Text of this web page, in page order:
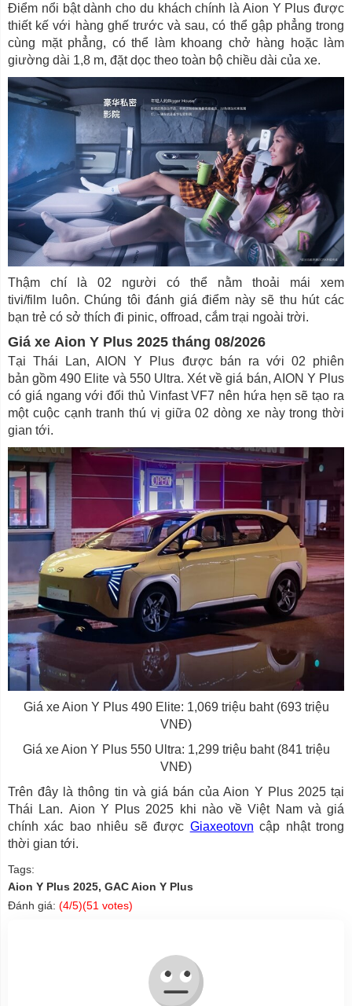
Điểm nổi bật dành cho du khách chính là Aion Y Plus được
thiết kế với hàng ghế trước và sau, có thể gập phẳng trong
cùng mặt phẳng, có thể làm khoang chở hàng hoặc làm
giường dài 1,8 m, đặt dọc theo toàn bộ chiều dài của xe.
Thậm chí là 02 người có thể nằm thoải mái xem
tivi/film luôn. Chúng tôi đánh giá điểm này sẽ thu hút các
bạn trẻ có sở thích đi pinic, offroad, cắm trại ngoài trời.
Giá xe Aion Y Plus 2025 tháng 08/2026
Tại Thái Lan, AION Y Plus được bán ra với 02 phiên
bản gồm 490 Elite và 550 Ultra. Xét về giá bán, AION Y Plus
có giá ngang với đối thủ Vinfast VF7 nên hứa hẹn sẽ tạo ra
một cuộc cạnh tranh thú vị giữa 02 dòng xe này trong thời
gian tới.
Giá xe Aion Y Plus 490 Elite: 1,069 triệu baht (693 triệu
VNĐ)
Giá xe Aion Y Plus 550 Ultra: 1,299 triệu baht (841 triệu
VNĐ)
Trên đây là thông tin và giá bán của Aion Y Plus 2025 tại
Thái Lan. Aion Y Plus 2025 khi nào về Việt Nam và giá
chính xác bao nhiêu sẽ được Giaxeotovn cập nhật trong
thời gian tới.
Tags:
Aion Y Plus 2025, GAC Aion Y Plus
Đánh giá: (4/5)(51 votes)